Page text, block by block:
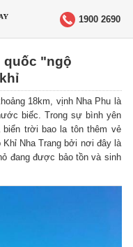
1900 2690
quốc "ngộ
18km, vịnh Nha Phu là
biếc. Trong sự bình yên
trời bao la tôn thêm vẻ
Nha Trang bởi nơi đây là
đang được bảo tồn và sinh